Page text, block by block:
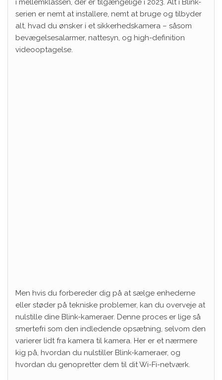
i mellemklassen, der er tilgængelige i 2023. Alt i Blink-
serien er nemt at installere, nemt at bruge og tilbyder
alt, hvad du ønsker i et sikkerhedskamera – såsom
bevægelsesalarmer, nattesyn, og high-definition
videooptagelse.
Men hvis du forbereder dig på at sælge enhederne
eller støder på tekniske problemer, kan du overveje at
nulstille dine Blink-kameraer. Denne proces er lige så
smertefri som den indledende opsætning, selvom den
varierer lidt fra kamera til kamera. Her er et nærmere
kig på, hvordan du nulstiller Blink-kameraer, og
hvordan du genopretter dem til dit Wi-Fi-netværk.